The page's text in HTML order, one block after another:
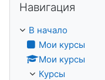
Навигация
В начало
Мои курсы
Мои курсы
Курсы